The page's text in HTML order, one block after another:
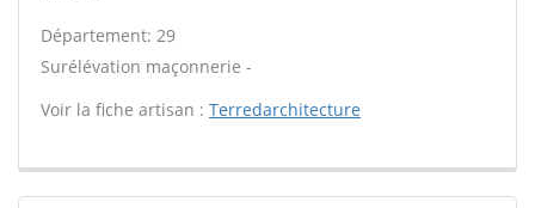
Département: 29
Surélévation maçonnerie -
Voir la fiche artisan : Terredarchitecture